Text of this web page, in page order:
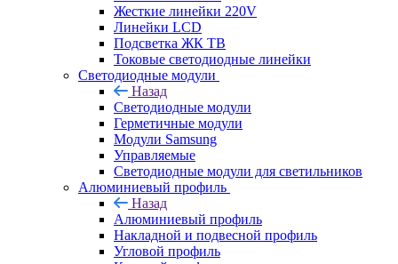
Жесткие линейки 220V
Линейки LCD
Подсветка ЖК ТВ
Токовые светодиодные линейки
Светодиодные модули
Назад
Светодиодные модули
Герметичные модули
Модули Samsung
Управляемые
Светодиодные модули для светильников
Алюминиевый профиль
Назад
Алюминиевый профиль
Накладной и подвесной профиль
Угловой профиль